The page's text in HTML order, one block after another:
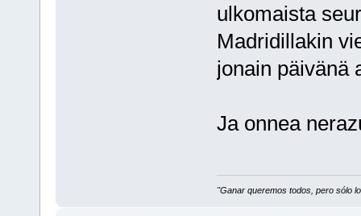
ulkomaista
Madridillakin
jonain päivänä
Ja onnea
"Ganar queremos todos, pero sólo